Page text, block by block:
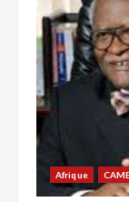
Afrique